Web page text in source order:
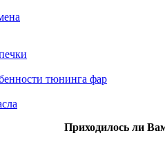
тюнинга фар
Приходилось ли